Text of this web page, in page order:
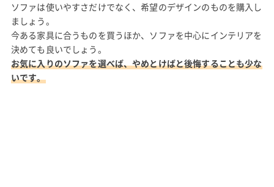
ソファは使いやすさだけでなく、希望のデザインのものを購入し
ましょう。
今ある家具に合うものを買うほか、ソファを中心にインテリアを
決めても良いでしょう。
お気に入りのソファを選べば、やめとけばと後悔することも少な
いです。